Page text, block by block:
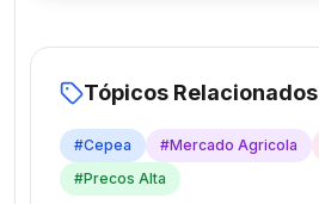
Tópicos Relacionados
#Cepea #Mercado Agricola
#Precos Alta